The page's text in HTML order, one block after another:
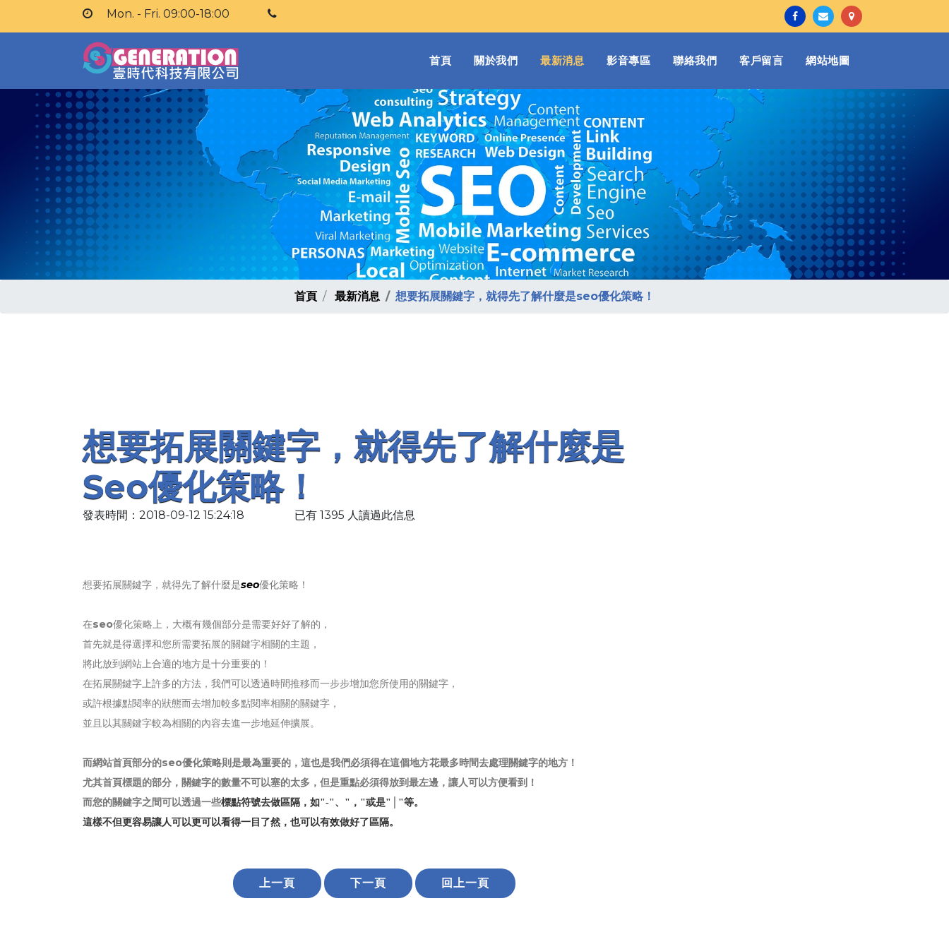
Mon. - Fri. 09:00-18:00
首頁(current)
關於我們 最新消息 影音專區 聯絡我們 客戶留言 網站地圖
首頁 最新消息 想要拓展關鍵字，就得先了解什麼是seo優化策略！
想要拓展關鍵字，就得先了解什麼是
Seo優化策略！
發表時間：2018-09-12 15:24:18 已有 1395 人讀過此信息
想要拓展關鍵字，就得先了解什麼是seo優化策略！
在seo優化策略上，大概有幾個部分是需要好好了解的，
首先就是得選擇和您所需要拓展的關鍵字相關的主題，
將此放到網站上合適的地方是十分重要的！
在拓展關鍵字上許多的方法，我們可以透過時間推移而一步步增加您所使用的關鍵字，
或許根據點閱率的狀態而去增加較多點閱率相關的關鍵字，
並且以其關鍵字較為相關的內容去進一步地延伸擴展。
而網站首頁部分的seo優化策略則是最為重要的，這也是我們必須得在這個地方花最多時間去處理關鍵字的地方！
尤其首頁標題的部分，關鍵字的數量不可以塞的太多，但是重點必須得放到最左邊，讓人可以方便看到！
而您的關鍵字之間可以透過一些標點符號去做區隔，如"-"、"，"或是"│"等。
這樣不但更容易讓人可以更可以看得一目了然，也可以有效做好了區隔。
上一頁 下一頁 回上一頁